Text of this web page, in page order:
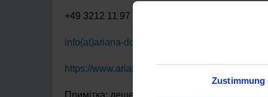
Zustimmung
+49 3212 11 97 901
info(at)ariana-dolmetscher.de
https://www.ariana-dolmetscher.de
Примітка: дешеві ціни для біженців з України